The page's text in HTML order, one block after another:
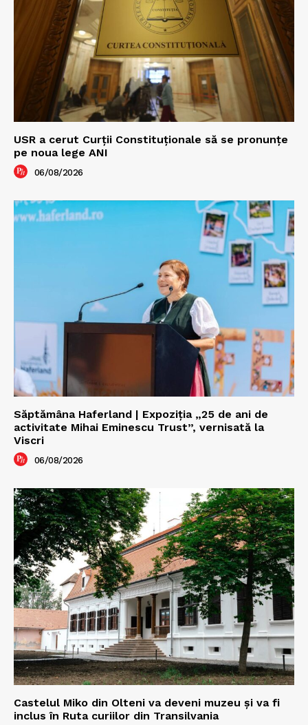
USR a cerut Curții Constituționale să se pronunțe
pe noua lege ANI
06/08/2026
Săptămâna Haferland | Expoziţia „25 de ani de
activitate Mihai Eminescu Trust”, vernisată la
Viscri
06/08/2026
Castelul Miko din Olteni va deveni muzeu şi va fi
inclus în Ruta curiilor din Transilvania